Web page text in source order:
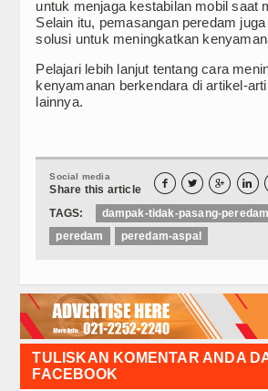
untuk menjaga kestabilan mobil saat
Selain itu, pemasangan peredam
solusi untuk meningkatkan
Pelajari lebih lanjut tentang cara
kenyamanan berkendara di artikel-
lainnya.
Social media
Share this article    
TAGS:
dampak-tidak-pasang-
peredam
peredam-aspal
TULISKAN KOMENTAR ANDA
FACEBOOK